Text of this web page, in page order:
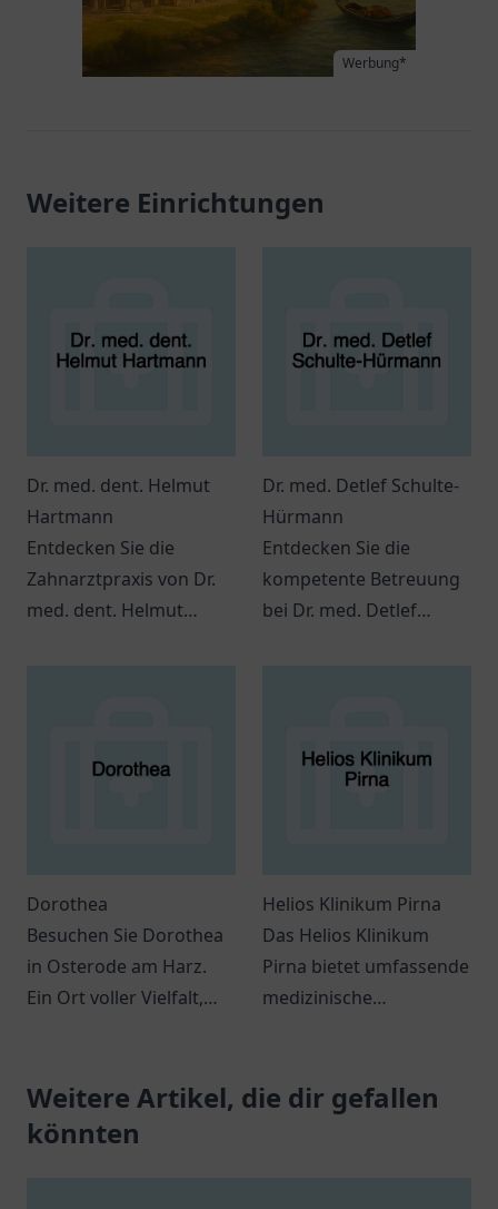
Werbung*
Weitere Einrichtungen
Dr. med. dent. Helmut
Hartmann
Entdecken Sie die
Zahnarztpraxis von Dr.
med. dent. Helmut
Leistungen bietet.
Dr. med. Detlef Schulte-
Hürmann
Entdecken Sie die
kompetente Betreuung
bei Dr. med. Detlef
Ansatz.
Dorothea
Besuchen Sie Dorothea
in Osterode am Harz.
Ein Ort voller Vielfalt,
Entdeckung bietet.
Helios Klinikum Pirna
Das Helios Klinikum
Pirna bietet umfassende
medizinische
seiner Patienten in einer
angenehmen
Weitere Artikel, die dir gefallen
könnten